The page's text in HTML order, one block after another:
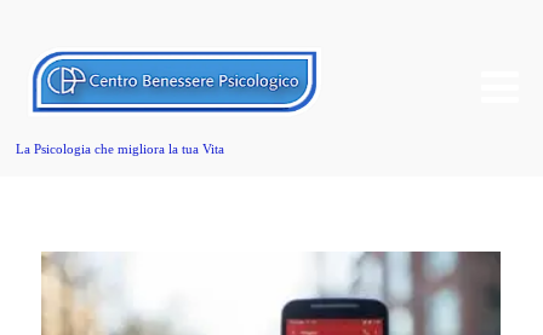
La Psicologia che migliora la tua Vita